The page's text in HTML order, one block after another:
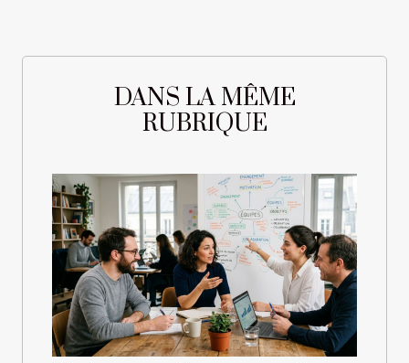
DANS LA MÊME
RUBRIQUE